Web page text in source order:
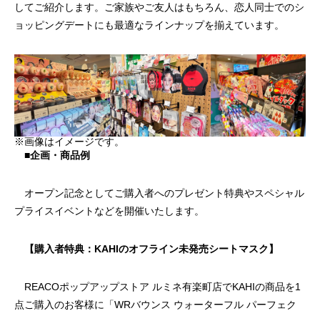
2025.04.02
了）
2024.11.07
してご紹介します。ご家族やご友人はもちろん、恋人同士でのシ
ョッピングデートにも最適なラインナップを揃えています。
※画像はイメージです。
■企画・商品例
オープン記念としてご購入者へのプレゼント特典やスペシャル
プライスイベントなどを開催いたします。
【購入者特典：KAHIのオフライン未発売シートマスク】
REACOポップアップストア ルミネ有楽町店でKAHIの商品を1
点ご購入のお客様に「WRバウンス ウォーターフル パーフェク